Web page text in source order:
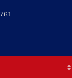
©